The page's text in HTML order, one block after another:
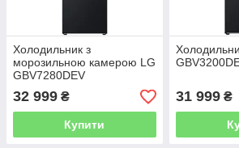
Холодильник з
морозильною камерою LG
GBV7280DEV
32 999 ₴
Купити
31 999₴